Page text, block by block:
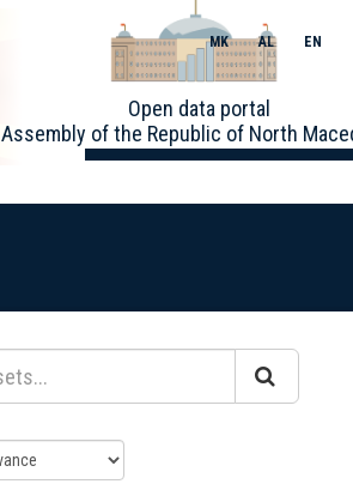
Open data portal
Assembly of the Republic of North
MK AL EN